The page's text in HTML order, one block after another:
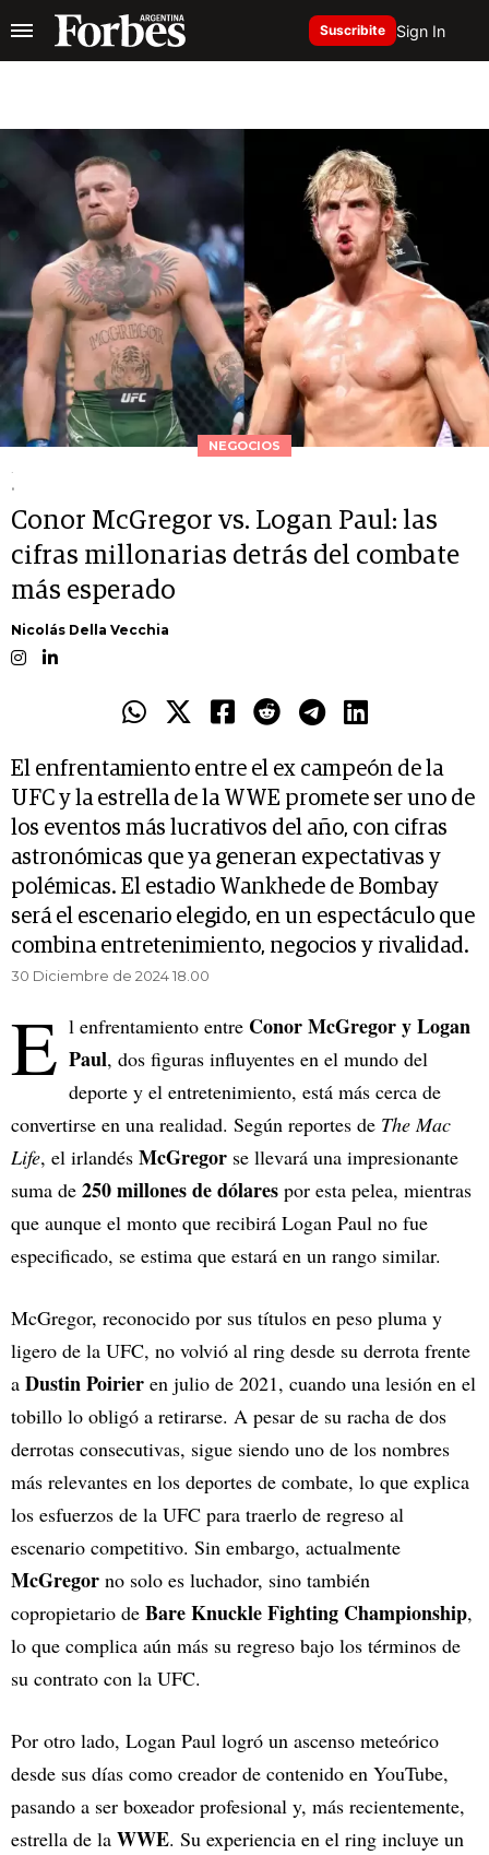
Suscribite Sign In
NEGOCIOS
.
.
Conor McGregor vs. Logan Paul: las
cifras millonarias detrás del combate
más esperado
Nicolás Della Vecchia
El enfrentamiento entre el ex campeón de la
UFC y la estrella de la WWE promete ser uno de
los eventos más lucrativos del año, con cifras
astronómicas que ya generan expectativas y
polémicas. El estadio Wankhede de Bombay
será el escenario elegido, en un espectáculo que
combina entretenimiento, negocios y rivalidad.
30 Diciembre de 2024 18.00
E l enfrentamiento entre Conor McGregor y Logan
Paul, dos figuras influyentes en el mundo del
deporte y el entretenimiento, está más cerca de
convertirse en una realidad. Según reportes de The Mac
Life, el irlandés McGregor se llevará una impresionante
suma de 250 millones de dólares por esta pelea, mientras
que aunque el monto que recibirá Logan Paul no fue
especificado, se estima que estará en un rango similar.
McGregor, reconocido por sus títulos en peso pluma y
ligero de la UFC, no volvió al ring desde su derrota frente
a Dustin Poirier en julio de 2021, cuando una lesión en el
tobillo lo obligó a retirarse. A pesar de su racha de dos
derrotas consecutivas, sigue siendo uno de los nombres
más relevantes en los deportes de combate, lo que explica
los esfuerzos de la UFC para traerlo de regreso al
escenario competitivo. Sin embargo, actualmente
McGregor no solo es luchador, sino también
copropietario de Bare Knuckle Fighting Championship,
lo que complica aún más su regreso bajo los términos de
su contrato con la UFC.
Por otro lado, Logan Paul logró un ascenso meteórico
desde sus días como creador de contenido en YouTube,
pasando a ser boxeador profesional y, más recientemente,
estrella de la WWE. Su experiencia en el ring incluye un